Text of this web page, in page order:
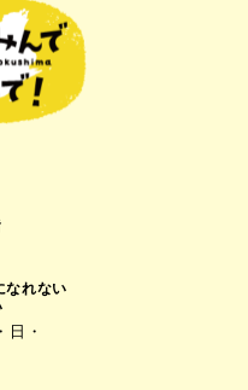
なれない
日・